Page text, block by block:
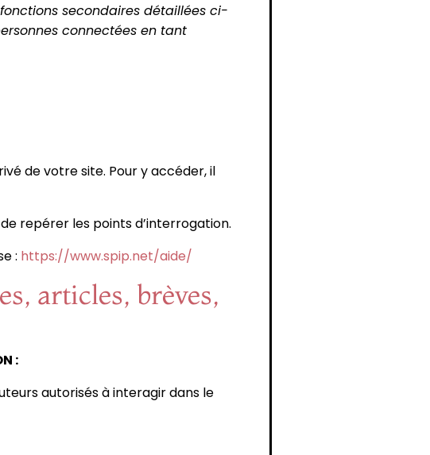
secondaires détaillées ci-
connectées en tant
de votre site. Pour y accéder, il
repérer les points d’interrogation.
: https://www.spip.net/aide/
articles, brèves,
:
autorisés à interagir dans le